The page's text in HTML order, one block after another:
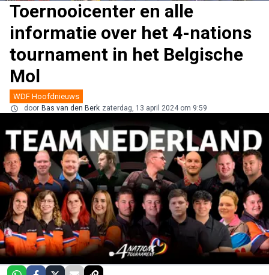
Toernooicenter en alle
informatie over het 4-nations
tournament in het Belgische
Mol
WDF Hoofdnieuws
door Bas van den Berk zaterdag, 13 april 2024 om 9:59